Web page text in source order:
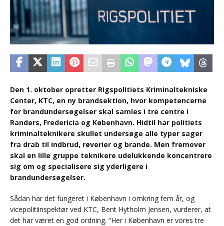
Den 1. oktober opretter Rigspolitiets Kriminaltekniske
Center, KTC, en ny brandsektion, hvor kompetencerne
for brandundersøgelser skal samles i tre centre i
Randers, Fredericia og København. Hidtil har politiets
kriminalteknikere skullet undersøge alle typer sager
fra drab til indbrud, røverier og brande. Men fremover
skal en lille gruppe teknikere udelukkende koncentrere
sig om og specialisere sig yderligere i
brandundersøgelser.
Sådan har det fungeret i København i omkring fem år, og
vicepolitiinspektør ved KTC, Bent Hytholm Jensen, vurderer, at
det har været en god ordning. “Her i København er vores tre